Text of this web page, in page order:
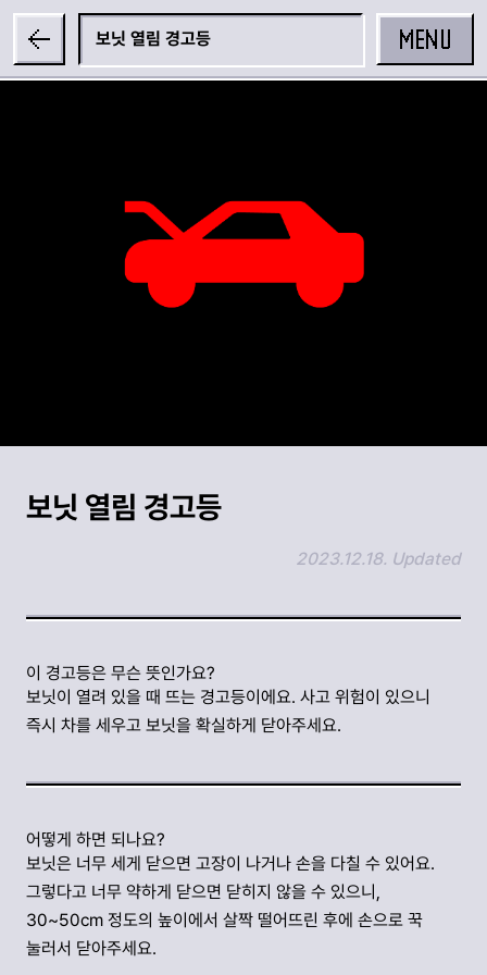
MENU
보닛 열림 경고등
보닛 열림 경고등
2023.12.18. Updated
이 경고등은 무슨 뜻인가요?
보닛이 열려 있을 때 뜨는 경고등이에요. 사고 위험이 있으니
즉시 차를 세우고 보닛을 확실하게 닫아주세요.
어떻게 하면 되나요?
보닛은 너무 세게 닫으면 고장이 나거나 손을 다칠 수 있어요.
그렇다고 너무 약하게 닫으면 닫히지 않을 수 있으니,
30~50cm 정도의 높이에서 살짝 떨어뜨린 후에 손으로 꾹
눌러서 닫아주세요.
링크 복사하기